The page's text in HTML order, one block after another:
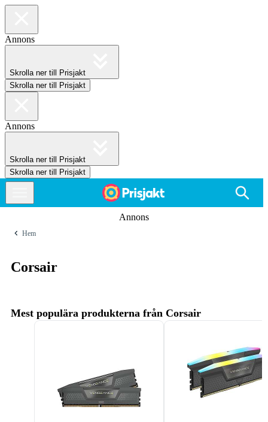
Annons
Skrolla ner till Prisjakt
Skrolla ner till Prisjakt
Annons
Skrolla ner till Prisjakt
Skrolla ner till Prisjakt
Annons
Hem
Corsair
Mest populära produkterna från Corsair